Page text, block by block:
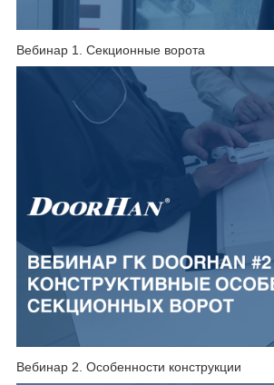
Вебинар 1. Секционные ворота
Вебинар 2. Особенности конструкции